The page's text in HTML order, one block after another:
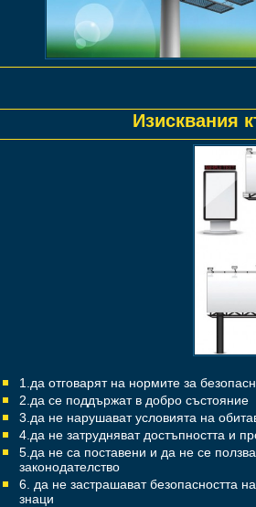
Изисквания
1.да отговарят на нормите за
2.да се поддържат в добро състояние
3.да не нарушават условията на
4.да не затрудняват достъпността и
5.да не са поставени и да не се
законодателство
6. да не застрашават безопасността
знаци